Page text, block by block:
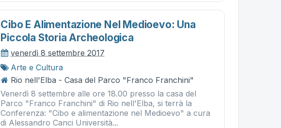
Cibo E Alimentazione Nel Medioevo: Una
Piccola Storia Archeologica
venerdì 8 settembre 2017
Arte e Cultura
Rio nell'Elba - Casa del Parco "Franco Franchini"
Venerdì 8 settembre alle ore 18.00 presso la casa del
Parco "Franco Franchini" di Rio nell'Elba, si terrà la
Conferenza: "Cibo e alimentazione nel Medioevo" a cura
di Alessandro Canci Università...